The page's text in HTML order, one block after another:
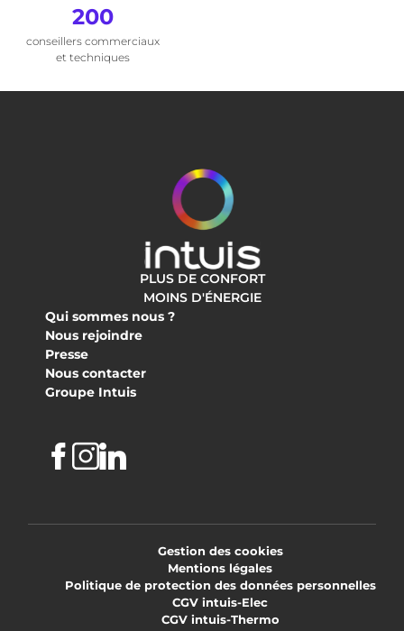
200
conseillers commerciaux
et techniques
PLUS DE CONFORT
MOINS D'ÉNERGIE
Qui sommes nous ?
Nous rejoindre
Presse
Nous contacter
Groupe Intuis
Facebook
Instagram
Linkedin
Gestion des cookies
Mentions légales
Politique de protection des données personnelles
CGV intuis-Elec
CGV intuis-Thermo